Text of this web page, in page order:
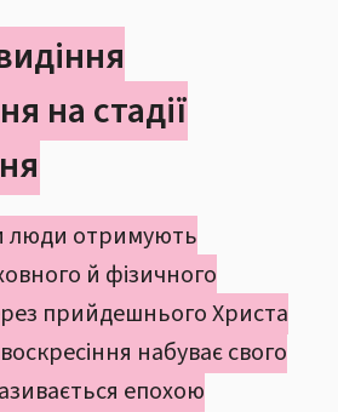
на стадії
люди отримують
й фізичного
прийдешнього Христа
набуває свого
епохою